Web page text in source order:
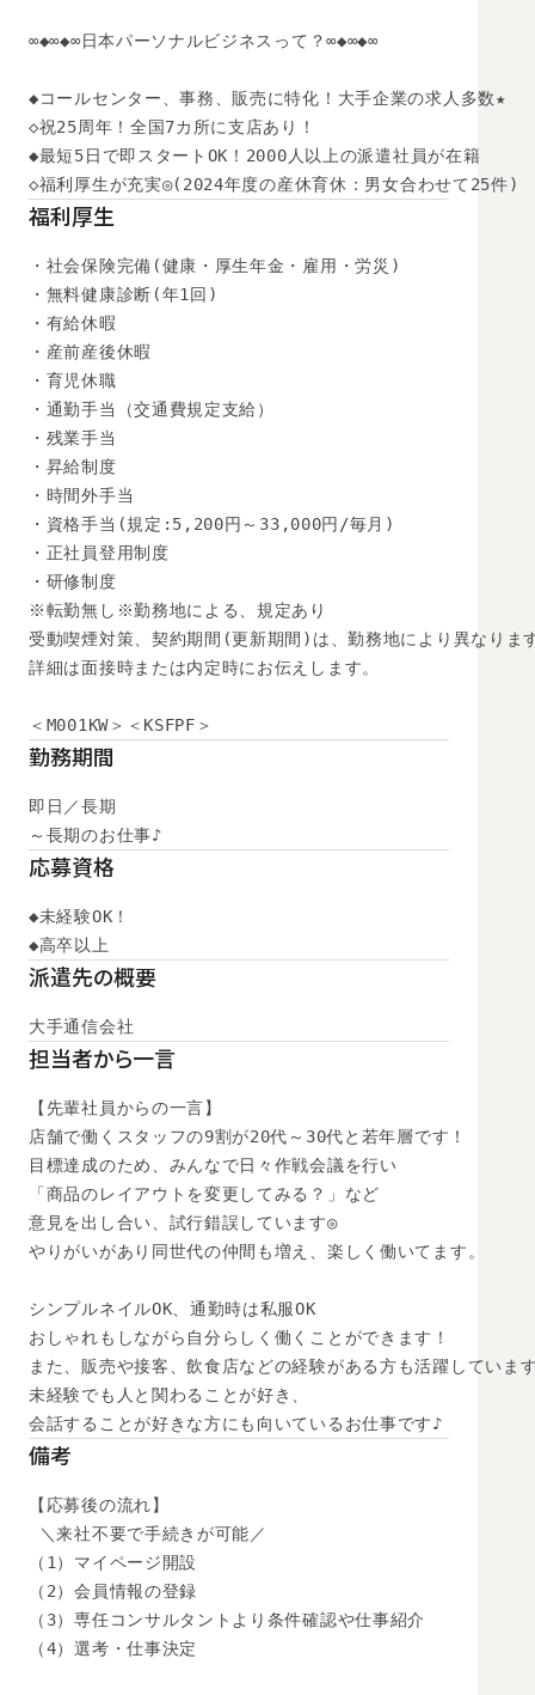
∞◆∞◆∞日本パーソナルビジネスって？∞◆∞◆∞
◆コールセンター、事務、販売に特化！大手企業の求人多数★
◇祝25周年！全国7カ所に支店あり！
◆最短5日で即スタートOK！2000人以上の派遣社員が在籍
◇福利厚生が充実◎(2024年度の産休育休：男女合わせて25件)
福利厚生
・社会保険完備(健康・厚生年金・雇用・労災)
・無料健康診断(年1回)
・有給休暇
・産前産後休暇
・育児休職
・通勤手当（交通費規定支給）
・残業手当
・昇給制度
・時間外手当
・資格手当(規定:5,200円～33,000円/毎月)
・正社員登用制度
・研修制度
※転勤無し※勤務地による、規定あり
受動喫煙対策、契約期間(更新期間)は、勤務地により異なりま
詳細は面接時または内定時にお伝えします。
＜M001KW＞＜KSFPF＞
勤務期間
即日／長期
～長期のお仕事♪
応募資格
◆未経験OK！
◆高卒以上
派遣先の概要
大手通信会社
担当者から一言
【先輩社員からの一言】
店舗で働くスタッフの9割が20代～30代と若年層です！
目標達成のため、みんなで日々作戦会議を行い
「商品のレイアウトを変更してみる？」など
意見を出し合い、試行錯誤しています◎
やりがいがあり同世代の仲間も増え、楽しく働いてます。
シンプルネイルOK、通勤時は私服OK
おしゃれもしながら自分らしく働くことができます！
また、販売や接客、飲食店などの経験がある方も活躍していま
未経験でも人と関わることが好き、
会話することが好きな方にも向いているお仕事です♪
備考
【応募後の流れ】
＼来社不要で手続きが可能／
（1）マイページ開設
（2）会員情報の登録
（3）専任コンサルタントより条件確認や仕事紹介
（4）選考・仕事決定